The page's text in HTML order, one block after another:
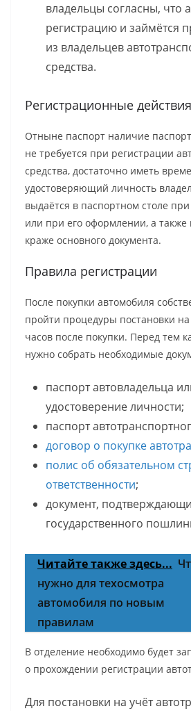
владельцы согласны, что
регистрацию и займётся
из владельцев
средства.
Регистрационные
Отныне паспорт наличие
не требуется при регистрации
средства, достаточно иметь
удостоверяющий личность
выдаётся в паспортном столе
или при его оформлении, а также
краже основного документа.
Правила регистрации
После покупки автомобиля
пройти процедуры постановки
часов после покупки. Перед тем
нужно собрать необходимые
паспорт автовладельца
удостоверение личности;
паспорт
договор о покупке
полис об обязательном
ответственности;
документ,
государственного
Читайте также здесь...
нужно для техосмотра
автомобиля по новым
правилам
В отделение необходимо будет
о прохождении регистрации
Для постановки на учёт